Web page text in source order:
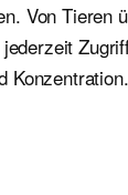
Von Tieren